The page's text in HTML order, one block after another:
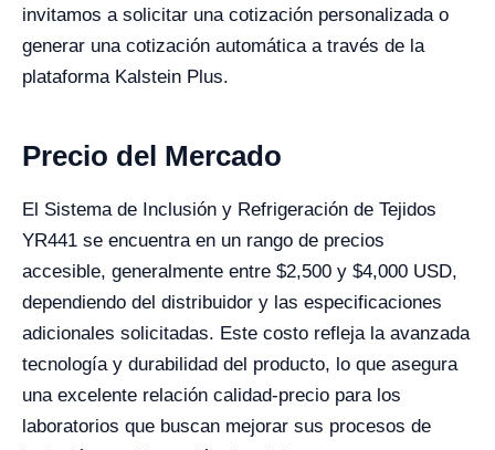
invitamos a solicitar una cotización personalizada o
generar una cotización automática a través de la
plataforma Kalstein Plus.
Precio del Mercado
El Sistema de Inclusión y Refrigeración de Tejidos
YR441 se encuentra en un rango de precios
accesible, generalmente entre $2,500 y $4,000 USD,
dependiendo del distribuidor y las especificaciones
adicionales solicitadas. Este costo refleja la avanzada
tecnología y durabilidad del producto, lo que asegura
una excelente relación calidad-precio para los
laboratorios que buscan mejorar sus procesos de